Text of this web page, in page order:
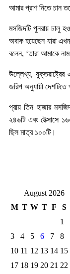
আমার প্রাণ নিতে চান
মসজিদটি পুনরায় চালু
অবাক হয়েছেন যারা
বলেন, ‘তারা আমাকে
উল্লেখ্য,
জরিপ অনুযায়ী
প্রায় তিন হাজার
২৪৬টি এবং টেক্সাসে
ছিল মাত্র ১০০টি।
August 2026
M T W T F S
1
3
4 5 6 7 8
10 11 12 13 14 15
17 18 19 20 21 22